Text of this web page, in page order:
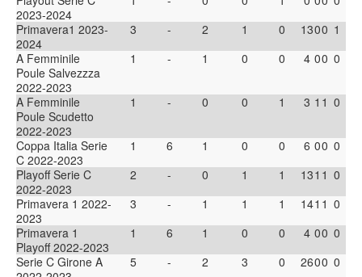
2023-2024
Primavera1 2023-
2024
3 - 2 1 0 1300 1
A Femminile
Poule Salvezzza
2022-2023
1 - 1 0 0 4 00 0
A Femminile
Poule Scudetto
2022-2023
1 - 0 0 1 3 1 1 0
Coppa Italia Serie
C 2022-2023
1 6 1 0 0 6 00 0
Playoff Serie C
2022-2023
2 - 0 1 1 131 1 0
Primavera 1 2022-
2023
3 - 1 1 1 141 1 0
Primavera 1
Playoff 2022-2023
1 6 1 0 0 4 00 0
Serie C Girone A
5 - 2 3 0 2600 0